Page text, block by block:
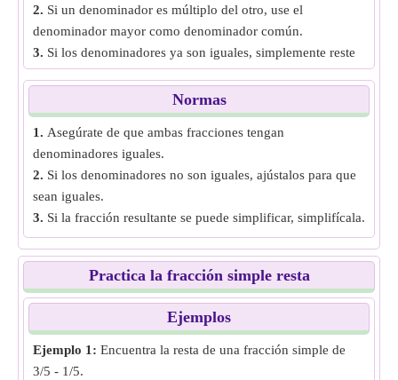
2. Si un denominador es múltiplo del otro, use el
denominador mayor como denominador común.
3. Si los denominadores ya son iguales, simplemente reste
los numeradores y mantenga el denominador igual.
Normas
1. Asegúrate de que ambas fracciones tengan
denominadores iguales.
2. Si los denominadores no son iguales, ajústalos para que
sean iguales.
3. Si la fracción resultante se puede simplificar, simplifícala.
Practica la fracción simple resta
Ejemplos
Ejemplo 1: Encuentra la resta de una fracción simple de
3/5 - 1/5.